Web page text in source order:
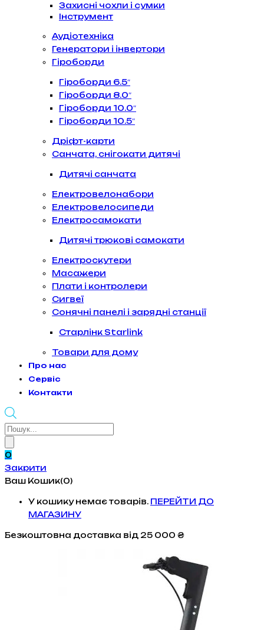
Захисні чохли і сумки
Інструмент
Аудіотехніка
Генератори і інвертори
Гіроборди
Гіроборди 6.5″
Гіроборди 8.0″
Гіроборди 10.0″
Гіроборди 10.5″
Дріфт-карти
Санчата, снігокати дитячі
Дитячі санчата
Електровелонабори
Електровелосипеди
Електросамокати
Дитячі трюкові самокати
Електроскутери
Масажери
Плати і контролери
Сигвеї
Сонячні панелі і зарядні станції
Старлінк Starlink
Товари для дому
Про нас
Сервіс
Контакти
Products
0
Закрити
Ваш Кошик(0)
У кошику немає товарів. ПЕРЕЙТИ ДО
МАГАЗИНУ
Безкоштовна доставка від 25 000 ₴